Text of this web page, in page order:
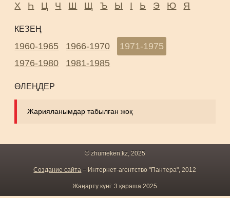
Х
Һ Ц Ч Ш Щ Ъ Ы І Ь Э Ю Я
КЕЗЕҢ
1960-1965 1966-1970
1971-1975
1976-1980
1981-1985
ӨЛЕҢДЕР
Жарияланымдар табылған жоқ
© zhumeken.kz, 2025
Создание сайта – Интернет-агентство "Пантера", 2012
Жаңарту күні: 3 қараша 2025